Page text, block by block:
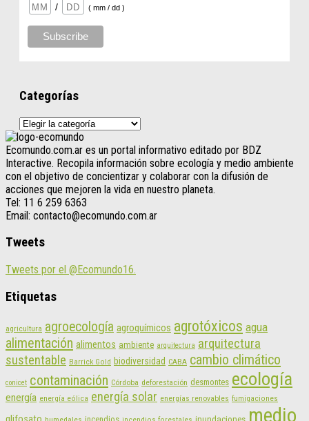
/
( mm / dd )
Categorías
Categorías
Ecomundo.com.ar es un portal informativo editado por BDZ
Interactive. Recopila información sobre ecología y medio ambiente
con el objetivo de concientizar y colaborar con la difusión de
acciones que mejoren la vida en nuestro planeta.
Tel: 11 6 259 6363
Email: contacto@ecomundo.com.ar
Tweets
Tweets por el @Ecomundo16.
Etiquetas
agricultura agroecología agroquímicos agrotóxicos agua
alimentación alimentos ambiente arquitectura arquitectura
sustentable Barrick Gold biodiversidad CABA cambio climático
conicet contaminación Córdoba deforestación desmontes ecología
energía energía eólica energía solar energías renovables fumigaciones
medio